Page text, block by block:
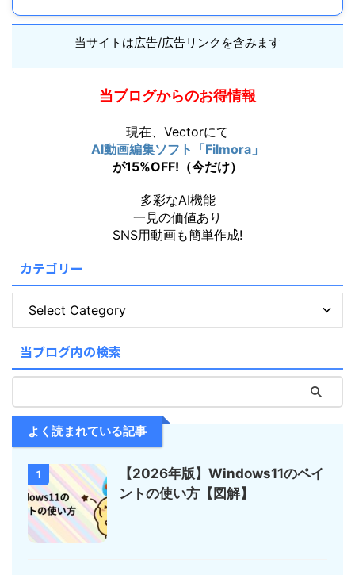
当サイトは広告/広告リンクを含みます
当ブログからのお得情報
現在、Vectorにて
AI動画編集ソフト「Filmora」
が15%OFF!（今だけ）
多彩なAI機能
一見の価値あり
SNS用動画も簡単作成!
カテゴリー
当ブログ内の検索
よく読まれている記事
1
【2026年版】Windows11のペイ
ントの使い方【図解】